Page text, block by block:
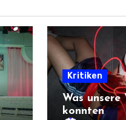
Kritiken
Was unsere
konnten